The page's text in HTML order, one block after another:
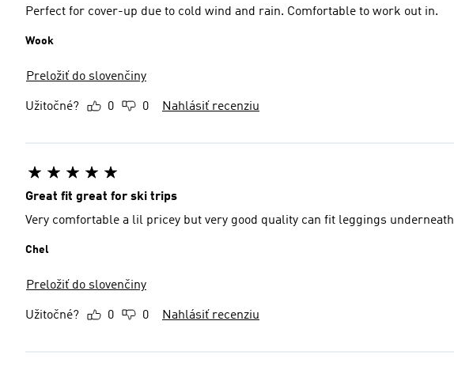
Perfect for cover-up due to cold wind and rain. Comfortable to work out in.
Wook
Preložiť do slovenčiny
Užitočné? 0 0 Nahlásiť recenziu
Great fit great for ski trips
Very comfortable a lil pricey but very good quality can fit leggings underneath
Chel
Preložiť do slovenčiny
Užitočné? 0 0 Nahlásiť recenziu